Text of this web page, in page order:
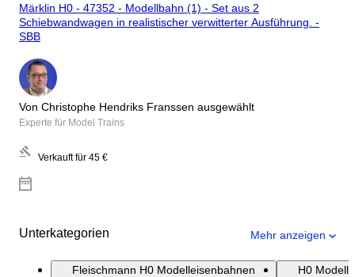
Märklin H0 - 47352 - Modellbahn (1) - Set aus 2
Schiebwandwagen in realistischer verwitterter Ausführung. -
SBB
Von Christophe Hendriks Franssen ausgewählt
Experte für Model Trains
Verkauft für 45 €
Unterkategorien Mehr anzeigen
Fleischmann H0 Modelleisenbahnen H0